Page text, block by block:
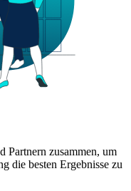
Partnern zusammen, um
die besten Ergebnisse zu